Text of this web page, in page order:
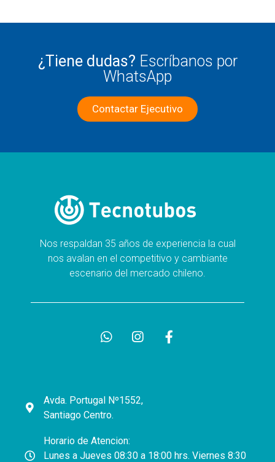
¿Tiene dudas? Escríbanos por
WhatsApp
Contactar Ejecutivo
Nos respaldan 35 años de experiencia la cual
nos avalan en el competitivo y cambiante
escenario del mercado chileno.
Avda. Portugal Nº1552,
Santiago Centro.
Horario de Atencion:
Lunes a Jueves 08:30 a 18:00 hrs. Viernes 8:30